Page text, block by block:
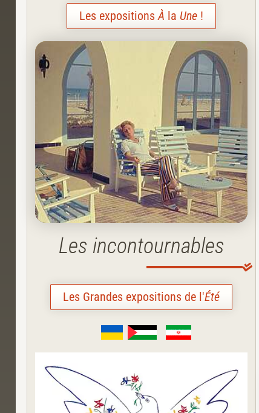
Les expositionsÀ la Une !
Les incontournables
Les Grandes expositions de l'Été